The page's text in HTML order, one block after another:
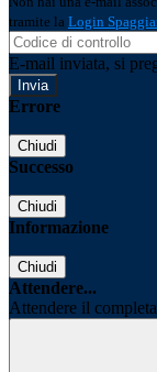
tramite la Login
E-mail inviata, si
Errore
Chiudi
Successo
Chiudi
Informazione
Chiudi
Attendere...
Attendere il